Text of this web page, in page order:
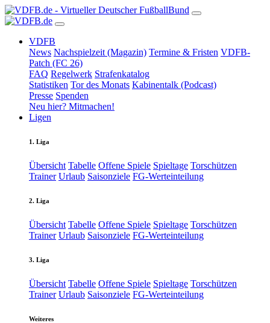
VDFB
News Nachspielzeit (Magazin) Termine & Fristen VDFB-
Patch (FC 26)
FAQ Regelwerk Strafenkatalog
Statistiken Tor des Monats Kabinentalk (Podcast)
Presse Spenden
Neu hier? Mitmachen!
Ligen
1. Liga
Übersicht Tabelle Offene Spiele Spieltage Torschützen
Trainer Urlaub Saisonziele FG-Werteinteilung
2. Liga
Übersicht Tabelle Offene Spiele Spieltage Torschützen
Trainer Urlaub Saisonziele FG-Werteinteilung
3. Liga
Übersicht Tabelle Offene Spiele Spieltage Torschützen
Trainer Urlaub Saisonziele FG-Werteinteilung
Weiteres